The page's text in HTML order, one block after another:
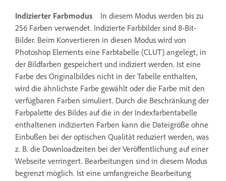
Indizierter Farbmodus
In diesem Modus werden bis zu
256 Farben verwendet. Indizierte Farbbilder sind 8-Bit-
Bilder. Beim Konvertieren in diesen Modus wird von
Photoshop Elements eine Farbtabelle (CLUT) angelegt, in
der Bildfarben gespeichert und indiziert werden. Ist eine
Farbe des Originalbildes nicht in der Tabelle enthalten,
wird die ähnlichste Farbe gewählt oder die Farbe mit den
verfügbaren Farben simuliert. Durch die Beschränkung der
Farbpalette des Bildes auf die in der Indexfarbentabelle
enthaltenen indizierten Farben kann die Dateigröße ohne
Einbußen bei der optischen Qualität reduziert werden, was
z. B. die Downloadzeiten bei der Veröffentlichung auf einer
Webseite verringert. Bearbeitungen sind in diesem Modus
begrenzt möglich. Ist eine umfangreiche Bearbeitung